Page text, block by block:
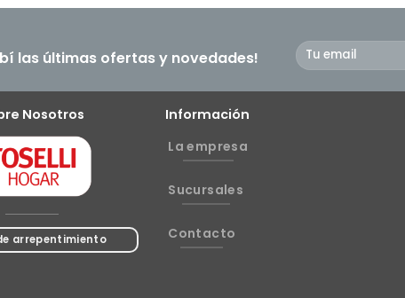
las últimas ofertas y novedades!
Nosotros
arrepentimiento
Información
La empresa
Sucursales
Contacto